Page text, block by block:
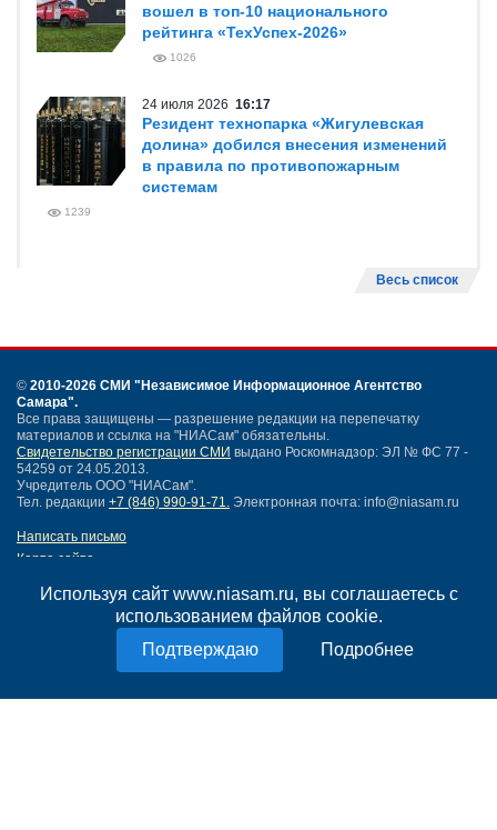
Используя сайт www.niasam.ru, вы соглашаетесь с
использованием файлов cookie.
Подробнее
вошел в топ-10 национального
рейтинга «ТехУспех-2026»
1026
24 июля 2026 16:17
Резидент технопарка «Жигулевская
долина» добился внесения изменений
в правила по противопожарным
системам
1239
Весь список
© 2010-2026 СМИ "Независимое Информационное Агентство
Самара".
Все права защищены — разрешение редакции на перепечатку
материалов и ссылка на "НИАСам" обязательны.
Свидетельство регистрации СМИ выдано Роскомнадзор: ЭЛ № ФС 77 -
54259 от 24.05.2013.
Учредитель ООО "НИАСам".
Тел. редакции +7 (846) 990-91-71. Электронная почта: info@niasam.ru
Написать письмо
Карта сайта
Политика конфиденциальности
Согласие на обработку персональных данных